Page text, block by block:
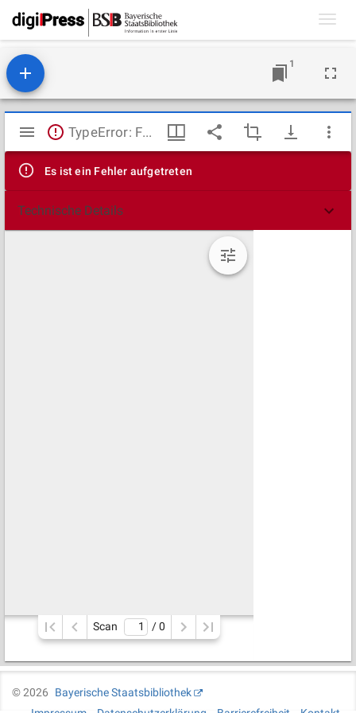
1
Mirador
Viewer
TypeError: Failed to fetch
Es ist ein Fehler aufgetreten
Technische Details
Scan / 0
©2026
Bayerische Staatsbibliothek